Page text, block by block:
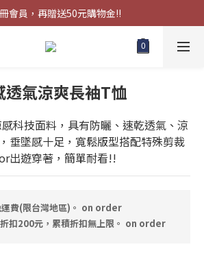
2200折扣200元，累積折扣無上限。
會員，再贈送50元購物金!!
2200折扣200元，累積折扣無上限。
透氣涼爽長袖T恤
科技面料，具有防曬、速乾透氣、涼
垂墜感十足，寬鬆版型搭配特殊剪裁
出遊穿著，簡單耐看!!
運費(限台灣地區)。 on order
扣200元，累積折扣無上限。 on order